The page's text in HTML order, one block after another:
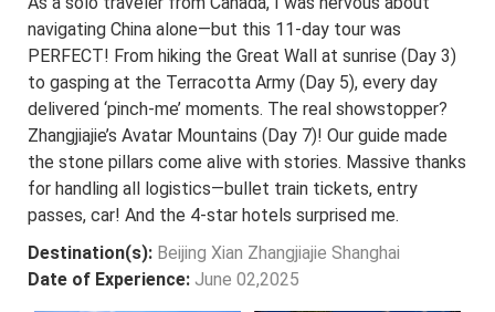
navigating China alone—but this 11-day tour was
PERFECT! From hiking the Great Wall at sunrise (Day 3)
to gasping at the Terracotta Army (Day 5), every day
delivered ‘pinch-me’ moments. The real showstopper?
Zhangjiajie’s Avatar Mountains (Day 7)! Our guide made
the stone pillars come alive with stories. Massive thanks
for handling all logistics—bullet train tickets, entry
passes, car! And the 4-star hotels surprised me.
Destination(s): Beijing Xian Zhangjiajie Shanghai
Date of Experience: June 02,2025